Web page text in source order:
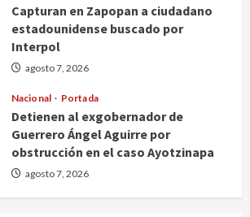
Capturan en Zapopan a ciudadano
estadounidense buscado por
Interpol
agosto 7, 2026
Nacional Portada
Detienen al exgobernador de
Guerrero Ángel Aguirre por
obstrucción en el caso Ayotzinapa
agosto 7, 2026